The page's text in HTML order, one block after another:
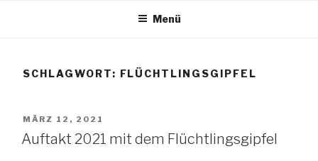
TANG e.V.
Menü
SCHLAGWORT: FLÜCHTLINGSGIPFEL
VERÖFFENTLICHT
AM
MÄRZ 12, 2021
Auftakt 2021 mit dem Flüchtlingsgipfel